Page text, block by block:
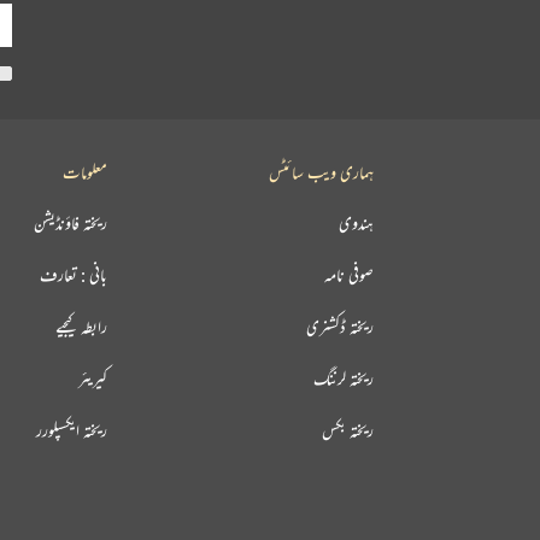
معلومات
ریختہ فاؤنڈیشن
بانی : تعارف
رابطہ کیجیے
کیریئر
ریختہ ایکسپلورر
ہماری ویب سائٹس
ہندوی
صوفی نامہ
ریختہ ڈکشنری
ریختہ لرننگ
ریختہ بکس